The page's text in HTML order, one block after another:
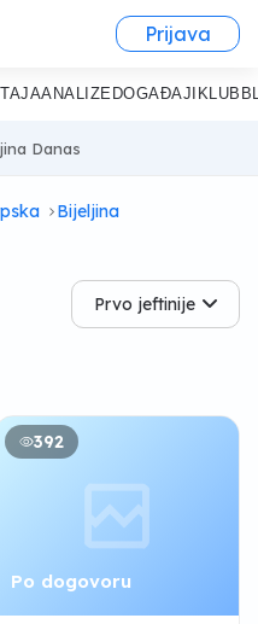
Prijava
ANALIZE DOGAĐAJI KLUB
Danas
Bijeljina
Prvo jeftinije
392
Po dogovoru